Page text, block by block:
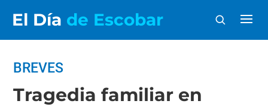
El Día de Escobar
BREVES
Tragedia familiar en